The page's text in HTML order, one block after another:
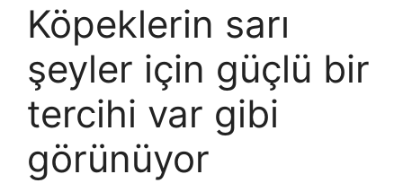
Köpeklerin sarı
şeyler için güçlü bir
tercihi var gibi
görünüyor